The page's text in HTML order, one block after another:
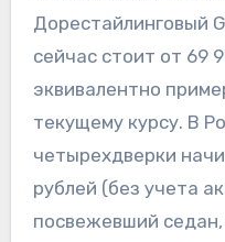
Дорестайлинговый
сейчас стоит от 69
эквивалентно
текущему курсу. В
четырехдверки
рублей (без учета
посвежевший